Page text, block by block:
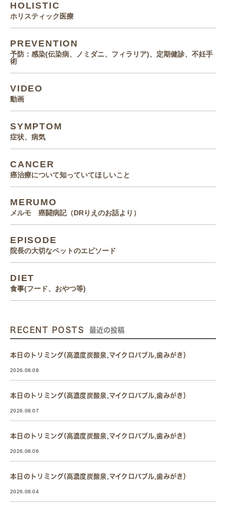
HOLISTIC
ホリスティック医療
PREVENTION
予防：感染(伝染病、ノミダニ、フィラリア)、定期健診、不妊手
術
VIDEO
動画
SYMPTOM
症状、病気
CANCER
癌治療について知っていてほしいこと
MERUMO
メルモ 癌闘病記（DRりえのお話より）
EPISODE
院長の大切なペットのエピソード
DIET
食事(フード、おやつ等)
RECENT POSTS 最近の投稿
本日のトリミング(高濃度炭酸泉,マイクロバブル,歯みがき）
2026.08.08
本日のトリミング(高濃度炭酸泉,マイクロバブル,歯みがき）
2026.08.07
本日のトリミング(高濃度炭酸泉,マイクロバブル,歯みがき）
2026.08.06
本日のトリミング(高濃度炭酸泉,マイクロバブル,歯みがき）
2026.08.04